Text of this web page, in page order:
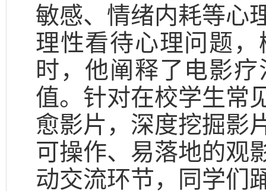
敏感、情绪内耗等心
理性看待心理问题
时，他阐释了电影
值。针对在校学生常
愈影片，深度挖掘影
可操作、易落地的观
动交流环节，同学们